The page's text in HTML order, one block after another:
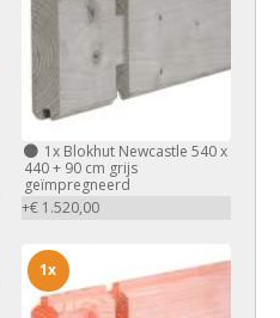
1xBlokhut Newcastle 540 x
440 + 90 cm grijs
geïmpregneerd
+€ 1.520,00
1x